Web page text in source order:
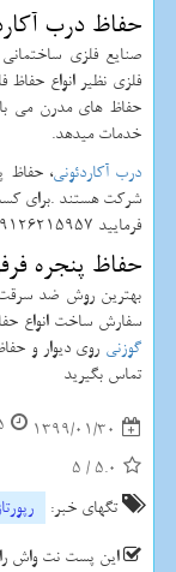
حفاظ درب
صنایع فلزی
فلزی نظیر انواع حفاظ
حفاظ های مدرن می
خدمات میدهد.
درب آکاردئونی، حفاظ
شرکت هستند .برای
فرمایید 09126215957
حفاظ پنجره
بهترین روش ضد
سفارش ساخت انواع
گوزنی
تماس بگیرید
1399/01/30
5.0
/
5
تگهای خبر:
این پست نت واش